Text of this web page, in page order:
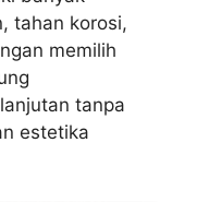
tahan korosi,
memilih
tanpa
estetika